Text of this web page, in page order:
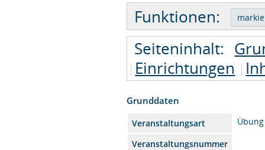
Funktionen:
Seiteninhalt:
Einrichtungen
Grunddaten
Veranstaltungsart
Übung
Veranstaltungsnummer